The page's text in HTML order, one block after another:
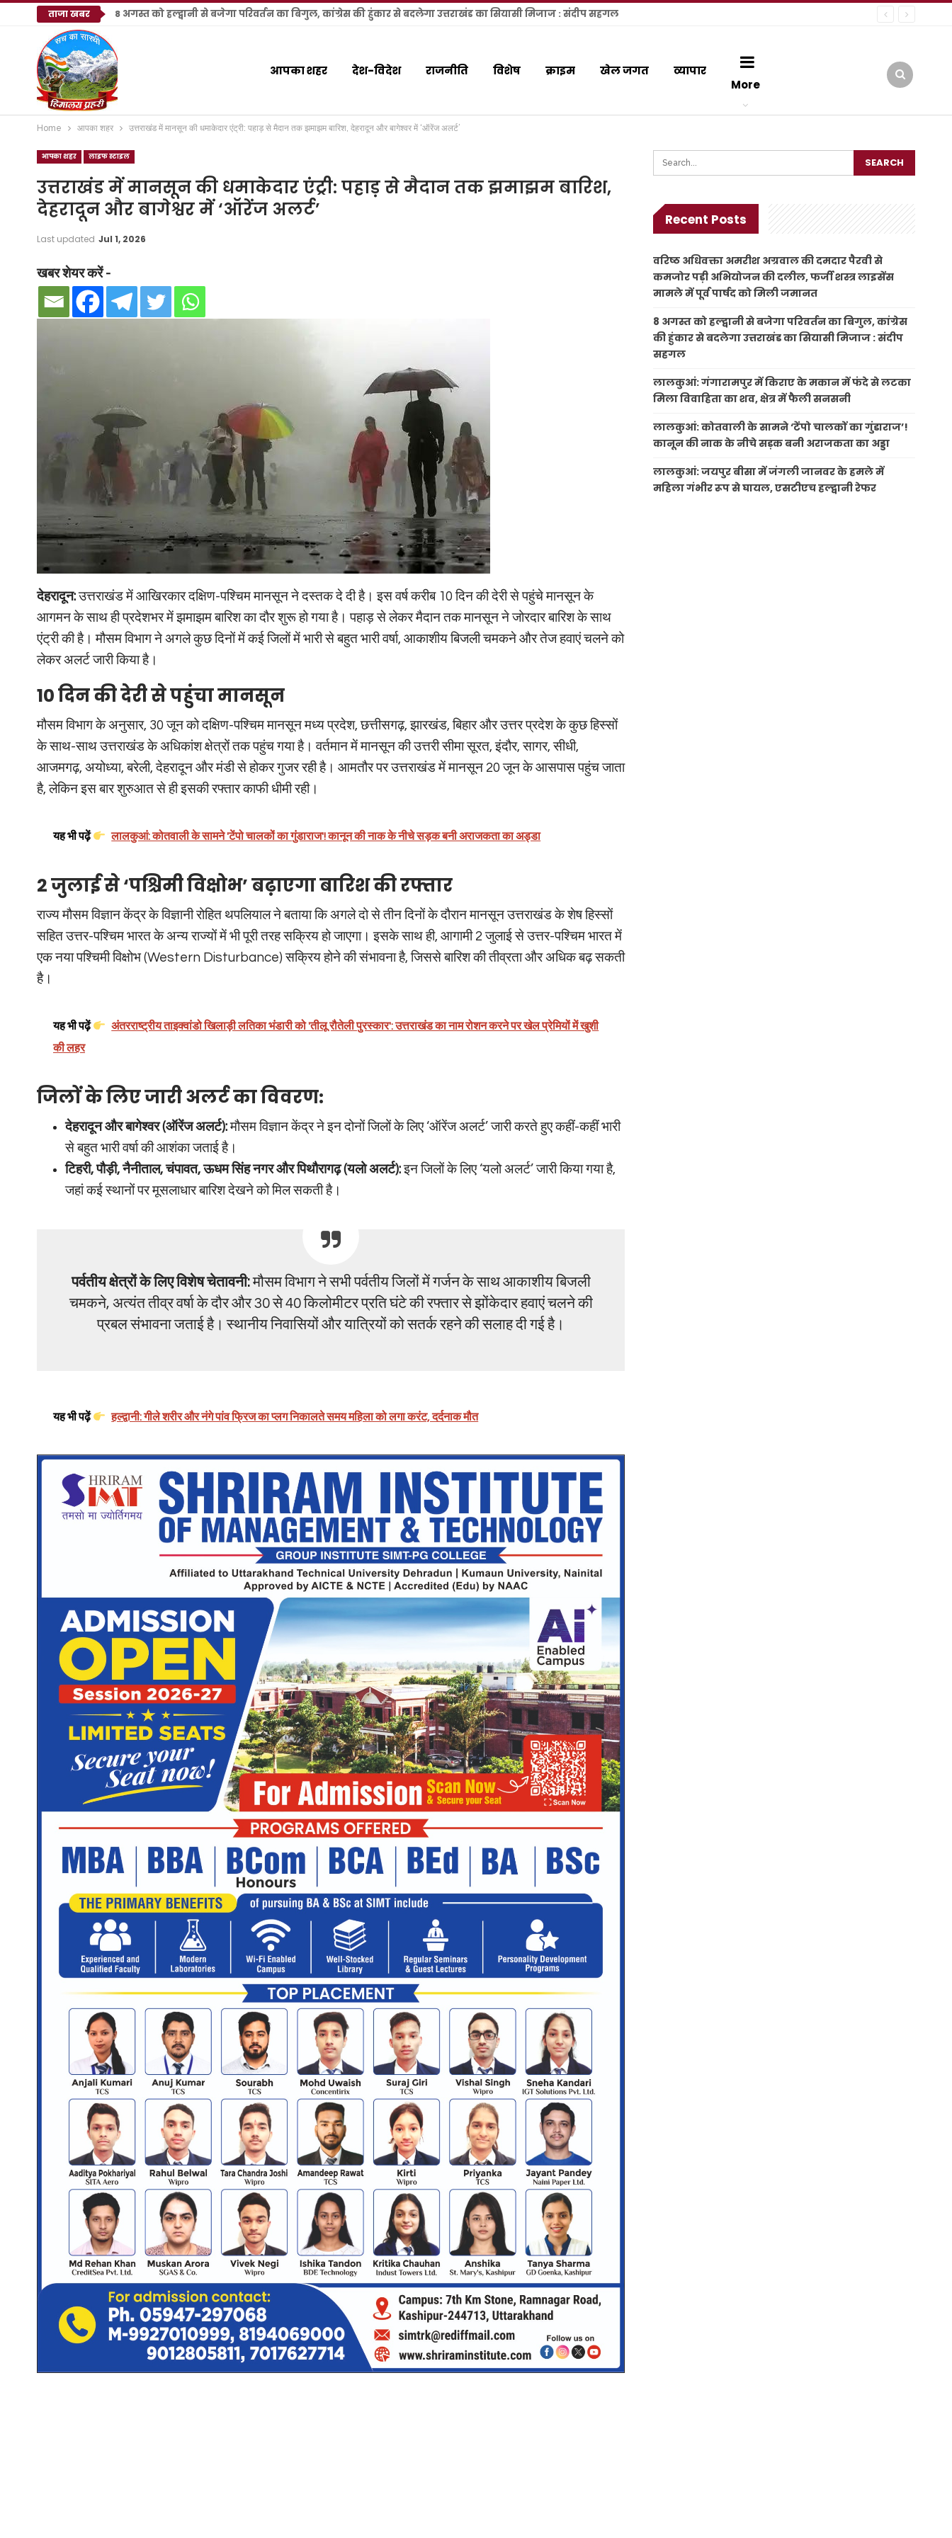
ताजा खबर 8 अगस्त को हल्द्वानी से बजेगा परिवर्तन का बिगुल, कांग्रेस की हुंकार से बदलेगा उत्तराखंड का सियासी मिजाज : संदीप सहगल
आपका शहर देश-विदेश राजनीति विशेष क्राइम खेल जगत
व्यापार
More
Home आपका शहर उत्तराखंड में मानसून की धमाकेदार एंट्री: पहाड़ से मैदान तक झमाझम बारिश, देहरादून और बागेश्वर में ‘ऑरेंज अलर्ट’
आपका शहर लाइफ स्टाइल
उत्तराखंड में मानसून की धमाकेदार एंट्री: पहाड़ से मैदान तक झमाझम बारिश,
देहरादून और बागेश्वर में ‘ऑरेंज अलर्ट’
Last updated Jul 1, 2026
खबर शेयर करें -
देहरादून:उत्तराखंड में आखिरकार दक्षिण-पश्चिम मानसून ने दस्तक दे दी है। इस वर्ष करीब 10 दिन की देरी से पहुंचे मानसून के
आगमन के साथ ही प्रदेशभर में झमाझम बारिश का दौर शुरू हो गया है। पहाड़ से लेकर मैदान तक मानसून ने जोरदार बारिश के साथ
एंट्री की है। मौसम विभाग ने अगले कुछ दिनों में कई जिलों में भारी से बहुत भारी वर्षा, आकाशीय बिजली चमकने और तेज हवाएं चलने को
लेकर अलर्ट जारी किया है।
10 दिन की देरी से पहुंचा मानसून
मौसम विभाग के अनुसार, 30 जून को दक्षिण-पश्चिम मानसून मध्य प्रदेश, छत्तीसगढ़, झारखंड, बिहार और उत्तर प्रदेश के कुछ हिस्सों
के साथ-साथ उत्तराखंड के अधिकांश क्षेत्रों तक पहुंच गया है। वर्तमान में मानसून की उत्तरी सीमा सूरत, इंदौर, सागर, सीधी,
आजमगढ़, अयोध्या, बरेली, देहरादून और मंडी से होकर गुजर रही है। आमतौर पर उत्तराखंड में मानसून 20 जून के आसपास पहुंच जाता
है, लेकिन इस बार शुरुआत से ही इसकी रफ्तार काफी धीमी रही।
यह भी पढ़ें लालकुआं: कोतवाली के सामने 'टेंपो चालकों का गुंडाराज'! कानून की नाक के नीचे सड़क बनी अराजकता का अड्डा
2 जुलाई से ‘पश्चिमी विक्षोभ’ बढ़ाएगा बारिश की रफ्तार
राज्य मौसम विज्ञान केंद्र के विज्ञानी रोहित थपलियाल ने बताया कि अगले दो से तीन दिनों के दौरान मानसून उत्तराखंड के शेष हिस्सों
सहित उत्तर-पश्चिम भारत के अन्य राज्यों में भी पूरी तरह सक्रिय हो जाएगा। इसके साथ ही, आगामी 2 जुलाई से उत्तर-पश्चिम भारत में
एक नया पश्चिमी विक्षोभ (Western Disturbance) सक्रिय होने की संभावना है, जिससे बारिश की तीव्रता और अधिक बढ़ सकती
है।
यह भी पढ़ें
अंतरराष्ट्रीय ताइक्वांडो खिलाड़ी लतिका भंडारी को 'तीलू रौतेली पुरस्कार': उत्तराखंड का नाम रोशन करने पर खेल प्रेमियों में खुशी
की लहर
जिलों के लिए जारी अलर्ट का विवरण:
देहरादून और बागेश्वर (ऑरेंज अलर्ट):मौसम विज्ञान केंद्र ने इन दोनों जिलों के लिए ‘ऑरेंज अलर्ट’ जारी करते हुए कहीं-कहीं भारी
से बहुत भारी वर्षा की आशंका जताई है।
टिहरी, पौड़ी, नैनीताल, चंपावत, ऊधम सिंह नगर और पिथौरागढ़ (यलो अलर्ट):इन जिलों के लिए ‘यलो अलर्ट’ जारी किया गया है,
जहां कई स्थानों पर मूसलाधार बारिश देखने को मिल सकती है।
पर्वतीय क्षेत्रों के लिए विशेष चेतावनी:मौसम विभाग ने सभी पर्वतीय जिलों में गर्जन के साथ आकाशीय बिजली
चमकने, अत्यंत तीव्र वर्षा के दौर और 30 से 40 किलोमीटर प्रति घंटे की रफ्तार से झोंकेदार हवाएं चलने की
प्रबल संभावना जताई है। स्थानीय निवासियों और यात्रियों को सतर्क रहने की सलाह दी गई है।
यह भी पढ़ें हल्द्वानी: गीले शरीर और नंगे पांव फ्रिज का प्लग निकालते समय महिला को लगा करंट, दर्दनाक मौत
Recent Posts
वरिष्ठ अधिवक्ता अमरीश अग्रवाल की दमदार पैरवी से
कमजोर पड़ी अभियोजन की दलील, फर्जी शस्त्र लाइसेंस
मामले में पूर्व पार्षद को मिली जमानत
8 अगस्त को हल्द्वानी से बजेगा परिवर्तन का बिगुल, कांग्रेस
की हुंकार से बदलेगा उत्तराखंड का सियासी मिजाज : संदीप
सहगल
लालकुआं: गंगारामपुर में किराए के मकान में फंदे से लटका
मिला विवाहिता का शव, क्षेत्र में फैली सनसनी
लालकुआं: कोतवाली के सामने ‘टेंपो चालकों का गुंडाराज’!
कानून की नाक के नीचे सड़क बनी अराजकता का अड्डा
लालकुआं: जयपुर बीसा में जंगली जानवर के हमले में
महिला गंभीर रूप से घायल, एसटीएच हल्द्वानी रेफर